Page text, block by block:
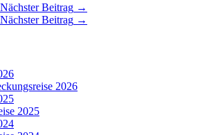
Nächster Beitrag →
Nächster Beitrag →
2026
2025